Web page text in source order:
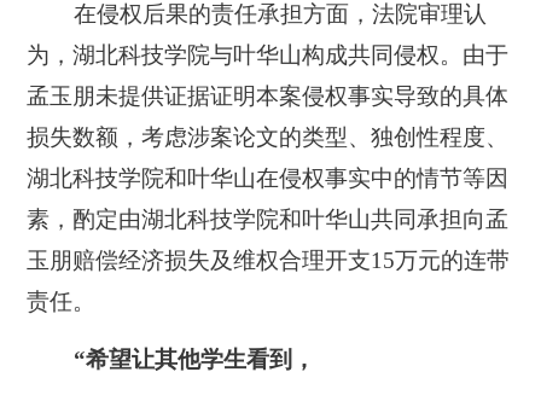
在侵权后果的责任承担方面，法院审理认
为，湖北科技学院与叶华山构成共同侵权。由于
孟玉朋未提供证据证明本案侵权事实导致的具体
损失数额，考虑涉案论文的类型、独创性程度、
湖北科技学院和叶华山在侵权事实中的情节等因
素，酌定由湖北科技学院和叶华山共同承担向孟
玉朋赔偿经济损失及维权合理开支15万元的连带
责任。
“希望让其他学生看到，